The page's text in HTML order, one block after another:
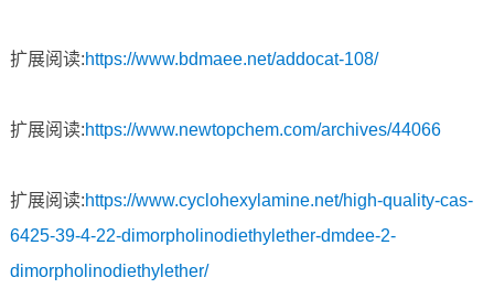
扩展阅读:https://www.bdmaee.net/addocat-108/
扩展阅读:https://www.newtopchem.com/archives/44066
扩展阅读:https://www.cyclohexylamine.net/high-quality-cas-
6425-39-4-22-dimorpholinodiethylether-dmdee-2-
dimorpholinodiethylether/